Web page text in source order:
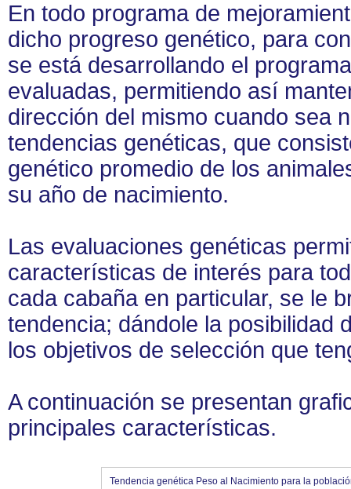
En todo programa de
dicho progreso genético, para
se está desarrollando el
evaluadas, permitiendo así
dirección del mismo cuando sea
tendencias genéticas, que
genético promedio de los
su año de nacimiento.
Las evaluaciones genéticas
características de interés para
cada cabaña en particular, se le
tendencia; dándole la posibilidad
los objetivos de selección que
A continuación se presentan
principales características.
Tendencia genética Peso al Nacimiento para la